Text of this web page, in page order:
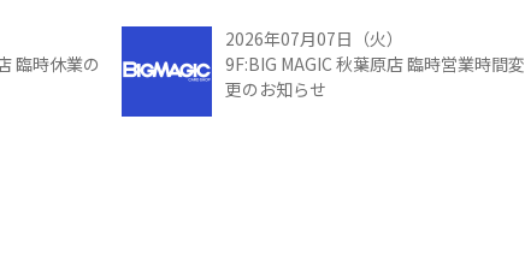
臨時休業の
2026年07月07日（火）
9F:BIG MAGIC 秋葉原店 臨時営業時間変
更のお知らせ